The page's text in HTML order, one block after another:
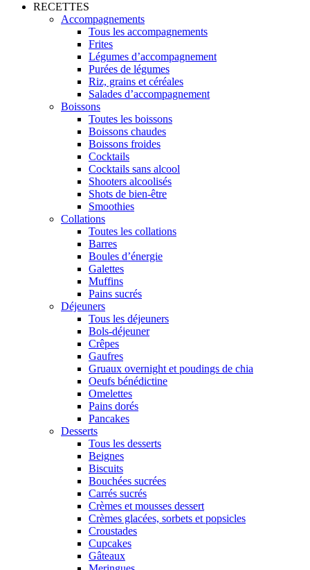
RECETTES
Accompagnements
Tous les accompagnements
Frites
Légumes d’accompagnement
Purées de légumes
Riz, grains et céréales
Salades d’accompagnement
Boissons
Toutes les boissons
Boissons chaudes
Boissons froides
Cocktails
Cocktails sans alcool
Shooters alcoolisés
Shots de bien-être
Smoothies
Collations
Toutes les collations
Barres
Boules d’énergie
Galettes
Muffins
Pains sucrés
Déjeuners
Tous les déjeuners
Bols-déjeuner
Crêpes
Gaufres
Gruaux overnight et poudings de chia
Oeufs bénédictine
Omelettes
Pains dorés
Pancakes
Desserts
Tous les desserts
Beignes
Biscuits
Bouchées sucrées
Carrés sucrés
Crèmes et mousses dessert
Crèmes glacées, sorbets et popsicles
Croustades
Cupcakes
Gâteaux